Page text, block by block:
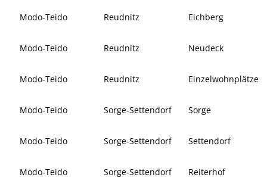
Modo-Teido Reudnitz Eichberg
Modo-Teido Reudnitz Neudeck
Modo-Teido Reudnitz Einzelwohnplätze
Modo-Teido Sorge-Settendorf Sorge
Modo-Teido Sorge-Settendorf Settendorf
Modo-Teido Sorge-Settendorf Reiterhof